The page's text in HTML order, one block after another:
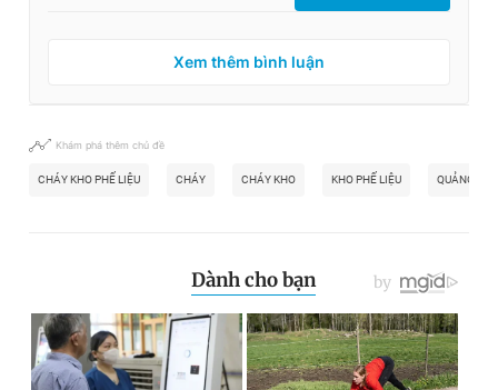
Xem thêm bình luận
Khám phá thêm chủ đề
CHÁY KHO PHẾ LIỆU CHÁY CHÁY KHO KHO PHẾ LIỆU QUẢNG